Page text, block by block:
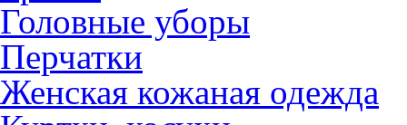
Головные уборы
Перчатки
Женская кожаная одежда